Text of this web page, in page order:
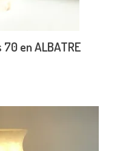
en ALBATRE